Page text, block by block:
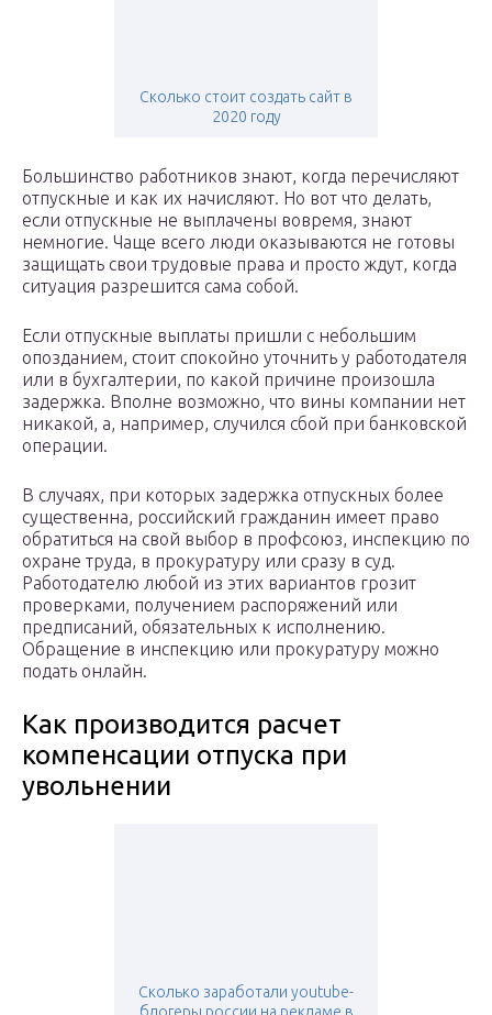
Сколько стоит создать сайт в
2020 году
Большинство работников знают, когда перечисляют
отпускные и как их начисляют. Но вот что делать,
если отпускные не выплачены вовремя, знают
немногие. Чаще всего люди оказываются не готовы
защищать свои трудовые права и просто ждут, когда
ситуация разрешится сама собой.
Если отпускные выплаты пришли с небольшим
опозданием, стоит спокойно уточнить у работодателя
или в бухгалтерии, по какой причине произошла
задержка. Вполне возможно, что вины компании нет
никакой, а, например, случился сбой при банковской
операции.
В случаях, при которых задержка отпускных более
существенна, российский гражданин имеет право
обратиться на свой выбор в профсоюз, инспекцию по
охране труда, в прокуратуру или сразу в суд.
Работодателю любой из этих вариантов грозит
проверками, получением распоряжений или
предписаний, обязательных к исполнению.
Обращение в инспекцию или прокуратуру можно
подать онлайн.
Как производится расчет
компенсации отпуска при
увольнении
Сколько заработали youtube-